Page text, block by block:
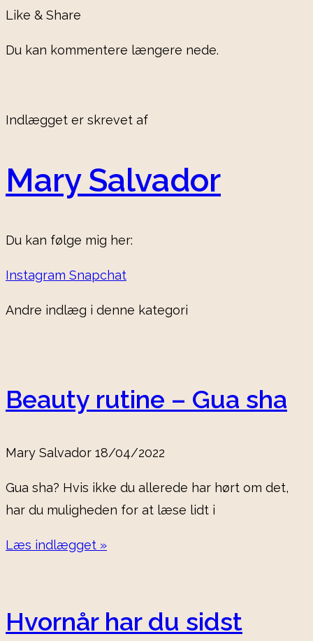
Like & Share
Du kan kommentere længere nede.
Indlægget er skrevet af
Mary Salvador
Du kan følge mig her:
Instagram Snapchat
Andre indlæg i denne kategori
Beauty rutine – Gua sha
Mary Salvador 18/04/2022
Gua sha? Hvis ikke du allerede har hørt om det,
har du muligheden for at læse lidt i
Læs indlægget »
Hvornår har du sidst